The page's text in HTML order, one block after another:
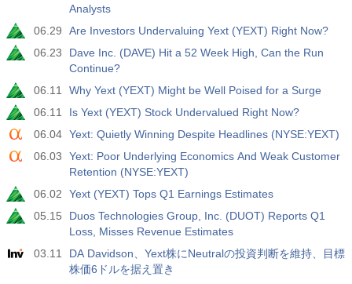
Analysts
06.29
Are Investors Undervaluing Yext (YEXT) Right Now?
06.23
Dave Inc. (DAVE) Hit a 52 Week High, Can the Run
Continue?
06.11
Why Yext (YEXT) Might be Well Poised for a Surge
06.11
Is Yext (YEXT) Stock Undervalued Right Now?
06.04 Yext: Quietly Winning Despite Headlines (NYSE:YEXT)
06.03
Yext: Poor Underlying Economics And Weak Customer
Retention (NYSE:YEXT)
06.02
Yext (YEXT) Tops Q1 Earnings Estimates
05.15
Duos Technologies Group, Inc. (DUOT) Reports Q1
Loss, Misses Revenue Estimates
03.11
DA Davidson、Yext株にNeutralの投資判断を維持、目標
株価6ドルを据え置き